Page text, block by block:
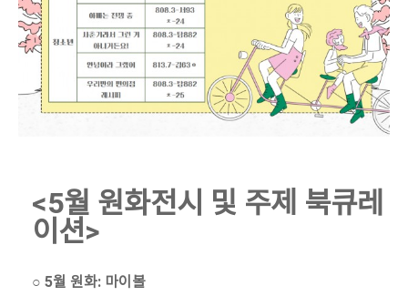
<5월 원화전시 및 주제 북큐레
이션>
○ 5월 원화: 마이볼